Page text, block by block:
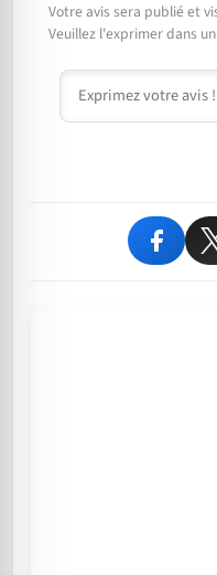
Votre avis sera publié et
Veuillez l'exprimer dans
Commentaire